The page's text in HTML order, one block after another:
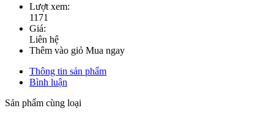
Lượt xem:
1171
Giá:
Liên hệ
Thêm vào giỏ Mua ngay
Thông tin sản phẩm
Bình luận
Sản phẩm cùng loại